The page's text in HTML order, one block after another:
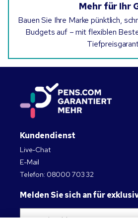
Mehr für Ihr
Bauen Sie Ihre Marke pünktlich,
Budgets auf – mit flexiblen
Kundendienst
Live-Chat
E-Mail
Telefon: 08000 703 32
Melden Sie sich an für